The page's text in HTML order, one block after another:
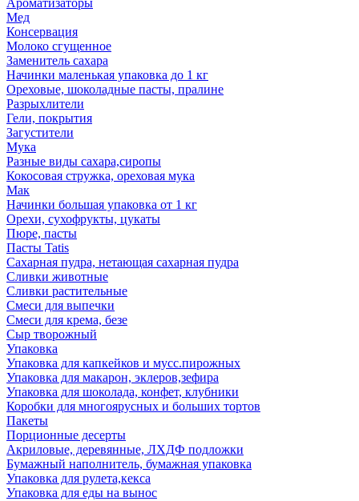
Ароматизаторы
Мед
Консервация
Молоко сгущенное
Заменитель сахара
Начинки маленькая упаковка до 1 кг
Ореховые, шоколадные пасты, пралине
Разрыхлители
Гели, покрытия
Загустители
Мука
Разные виды сахара,сиропы
Кокосовая стружка, ореховая мука
Мак
Начинки большая упаковка от 1 кг
Орехи, сухофрукты, цукаты
Пюре, пасты
Пасты Tatis
Сахарная пудра, нетающая сахарная пудра
Сливки животные
Сливки растительные
Смеси для выпечки
Смеси для крема, безе
Сыр творожный
Упаковка
Упаковка для капкейков и мусс.пирожных
Упаковка для макарон, эклеров,зефира
Упаковка для шоколада, конфет, клубники
Коробки для многоярусных и больших тортов
Пакеты
Порционные десерты
Акриловые, деревянные, ЛХДФ подложки
Бумажный наполнитель, бумажная упаковка
Упаковка для рулета,кекса
Упаковка для еды на вынос